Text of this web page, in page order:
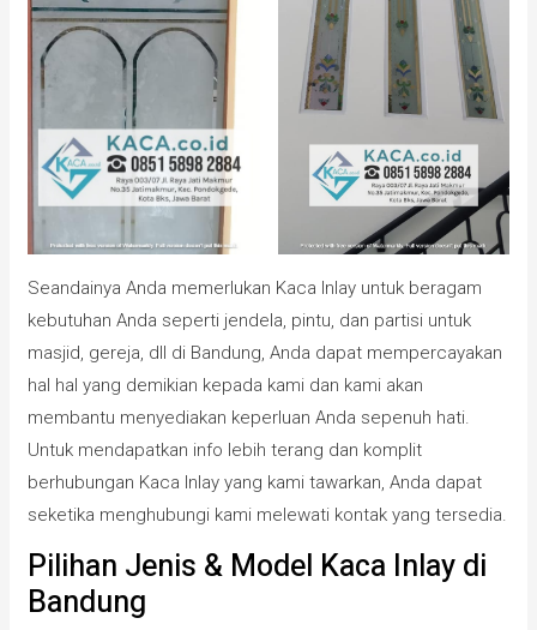
Seandainya Anda memerlukan Kaca Inlay untuk beragam
kebutuhan Anda seperti jendela, pintu, dan partisi untuk
masjid, gereja, dll di Bandung, Anda dapat mempercayakan
hal hal yang demikian kepada kami dan kami akan
membantu menyediakan keperluan Anda sepenuh hati.
Untuk mendapatkan info lebih terang dan komplit
berhubungan Kaca Inlay yang kami tawarkan, Anda dapat
seketika menghubungi kami melewati kontak yang tersedia.
Pilihan Jenis & Model Kaca Inlay di
Bandung